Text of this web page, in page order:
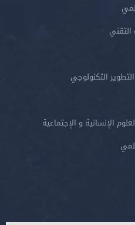
التكنولوجي
الإنسانية و الإجتماعية